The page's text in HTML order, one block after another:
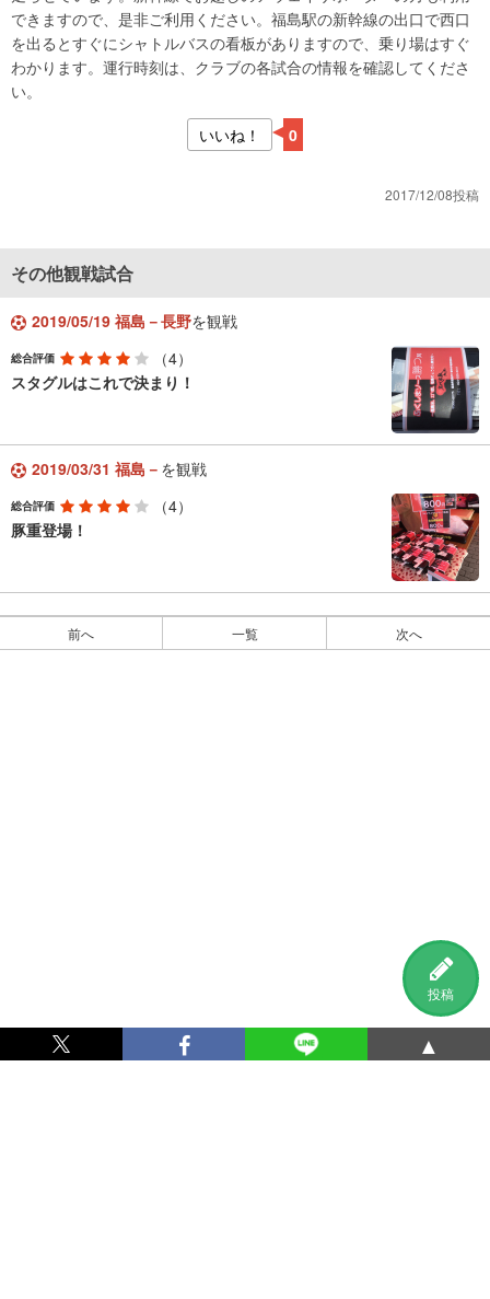
投稿
できますので、是非ご利用ください。福島駅の新幹線の出口で西口
を出るとすぐにシャトルバスの看板がありますので、乗り場はすぐ
わかります。運行時刻は、クラブの各試合の情報を確認してくださ
い。
いいね！
0
2017/12/08投稿
その他観戦試合
2019/05/19 福島－長野を観戦
総合評価
（4）
スタグルはこれで決まり！
2019/03/31 福島－ を観戦
総合評価
（4）
豚重登場！
前へ 一覧 次へ
▲